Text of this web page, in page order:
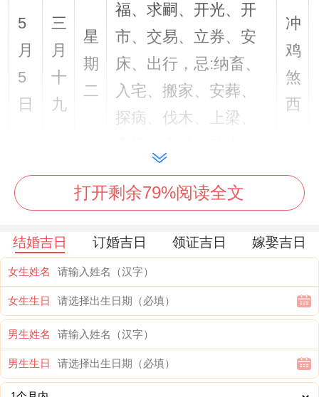
5
月
5
日
三
月
十
九
星
期
二
福、求嗣、开光、开
市、交易、立券、安
床、出行，忌:纳畜、
入宅、搬家、安葬、
探病、伐木、上梁、
冲
鸡
煞
西
月
6
日
月
二
十
星
期
三
宜：结婚、祭祀、祈
福、求嗣、出行、出
火、拆卸、修造、动
土、入宅、搬家、安
床、作灶、塞穴、栽
种、破土、安葬，忌:
开光、掘井、开仓，
狗
南
宜：结婚、祭祀、祈
打开剩余79%阅读全文
结婚吉日 订婚吉日 领证吉日 嫁娶吉日
女生姓名
女生生日
男生姓名
男生生日